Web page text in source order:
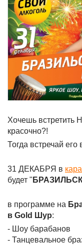
Хочешь встретить
красочно?!
Тогда встречай
31 ДЕКАБРЯ в
будет "
в программе на
в Gold Шур:
- Шоу барабанов
- Танцевальное